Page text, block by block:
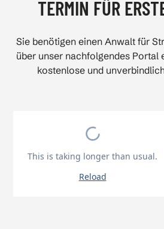
TERMIN FÜR
Sie benötigen einen Anwalt für
über unser nachfolgendes Portal
kostenlose und